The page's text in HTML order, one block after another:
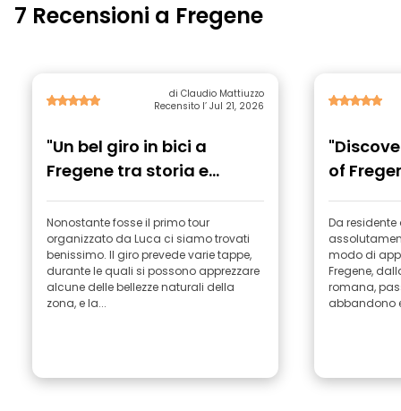
7 Recensioni a Fregene
di Claudio Mattiuzzo
Recensito l’ Jul 21, 2026
"Un bel giro in bici a
Fregene tra storia e
natura"
Nonostante fosse il primo tour
organizzato da Luca ci siamo trovati
benissimo. Il giro prevede varie tappe,
durante le quali si possono apprezzare
alcune delle bellezze naturali della
zona, e la...
of
Da residente
modo di
Fregene,
romana,
abbandono